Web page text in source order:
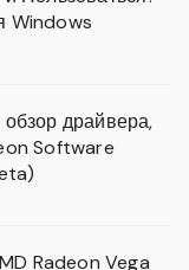
Windows
драйвера,
Software
Radeon Vega